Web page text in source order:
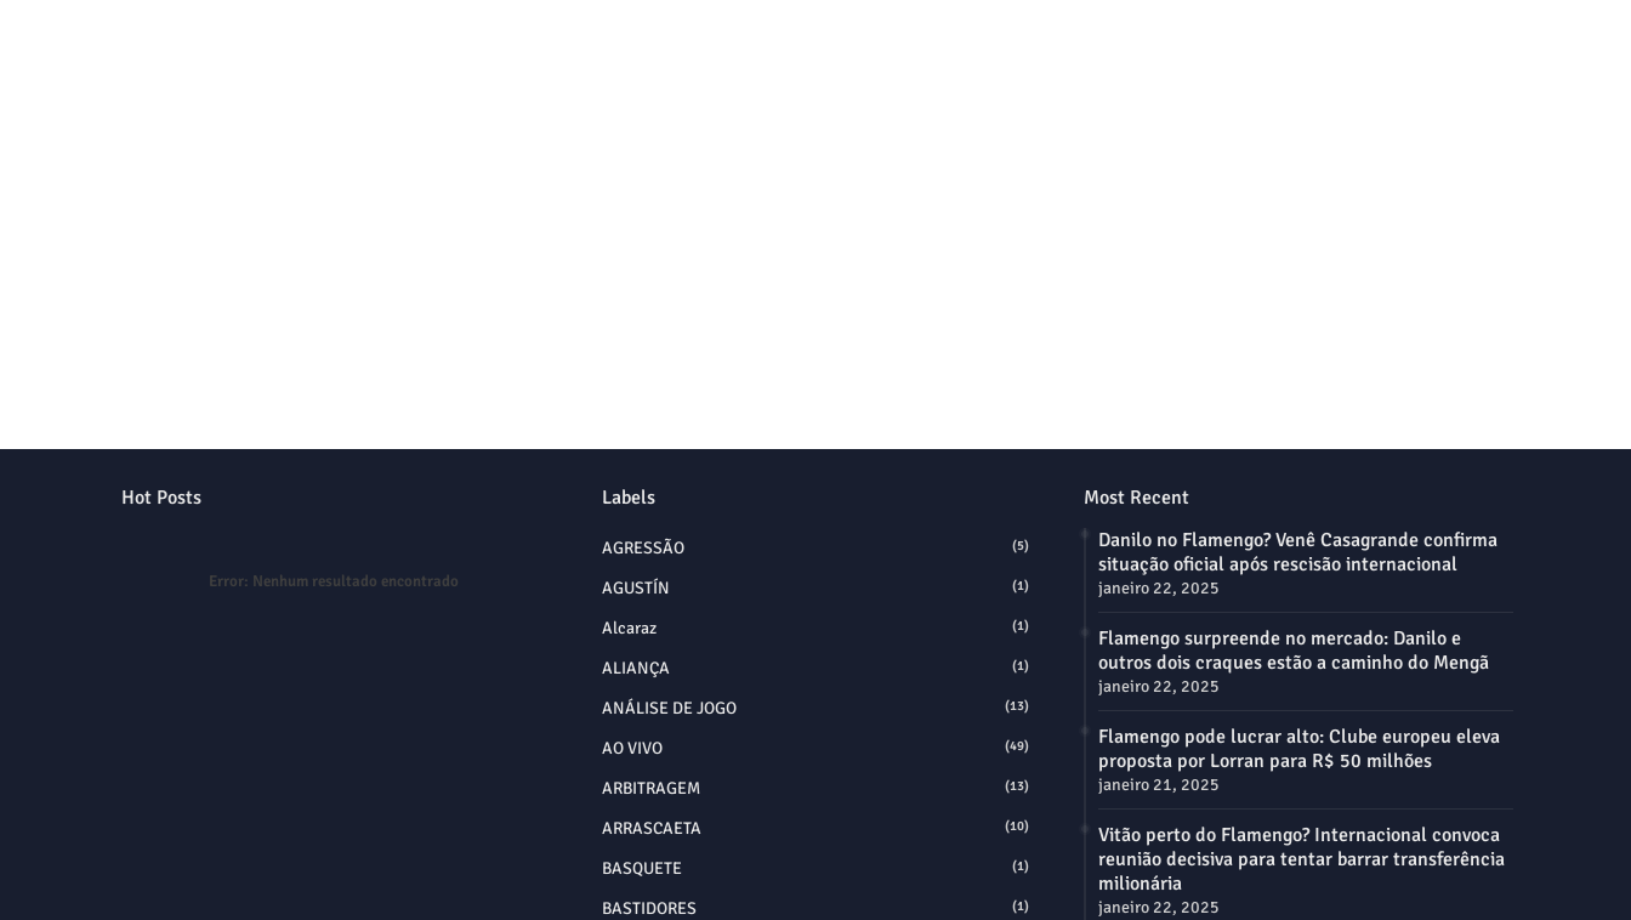
Hot Posts
Error: Nenhum resultado encontrado
Labels
AGRESSÃO (5)
AGUSTÍN (1)
Alcaraz (1)
ALIANÇA (1)
ANÁLISE DE JOGO (13)
AO VIVO (49)
ARBITRAGEM (13)
ARRASCAETA (10)
BASQUETE (1)
BASTIDORES (1)
Most Recent
Danilo no Flamengo? Venê Casagrande confirma
situação oficial após rescisão internacional
janeiro 22, 2025
Flamengo surpreende no mercado: Danilo e
outros dois craques estão a caminho do Mengã
janeiro 22, 2025
Flamengo pode lucrar alto: Clube europeu eleva
proposta por Lorran para R$ 50 milhões
janeiro 21, 2025
Vitão perto do Flamengo? Internacional convoca
reunião decisiva para tentar barrar transferência
milionária
janeiro 22, 2025